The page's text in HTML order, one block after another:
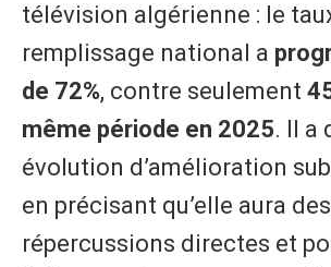
télévision algérienne : le
remplissage national a
de 72%, contre seulement
même période en 2025. Il a
évolution d’amélioration
en précisant qu’elle aura des
répercussions directes et